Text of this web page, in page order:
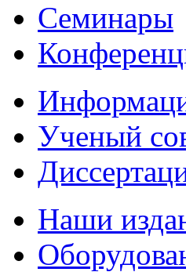
Семинары
Ученый
Наши